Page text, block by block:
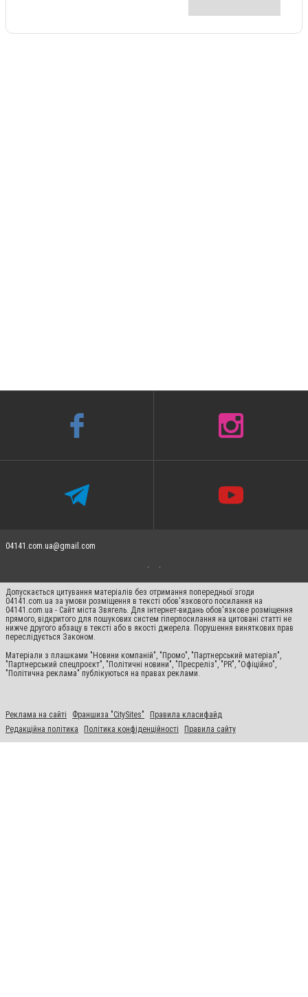
04141.com.ua@gmail.com
Допускається цитування матеріалів без отримання попередньої згоди
04141.com.ua за умови розміщення в тексті обов'язкового посилання на
04141.com.ua - Сайт міста Звягель. Для інтернет-видань обов'язкове розміщення
прямого, відкритого для пошукових систем гіперпосилання на цитовані статті не
нижче другого абзацу в тексті або в якості джерела. Порушення виняткових прав
переслідується Законом.
Матеріали з плашками "Новини компаній", "Промо", "Партнерський матеріал",
"Партнерський спецпроєкт", "Політичні новини", "Пресреліз", "PR", "Офіційно",
"Політична реклама" публікуються на правах реклами.
Реклама на сайті Франшиза "CitySites"
Правила класифайд
Редакційна політика
Політика конфіденційності Правила сайту